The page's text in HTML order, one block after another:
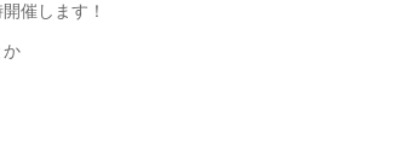
催します！
か